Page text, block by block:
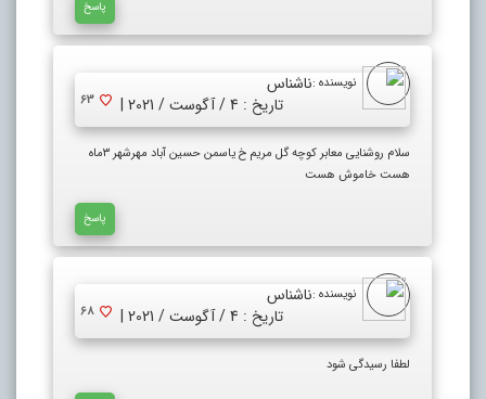
پاسخ
نویسنده :ناشناس
تاریخ : 4 / آگوست / 2021 |
63
سلام روشنایی معابر کوچه گل مریم خ یاسمن حسین آباد مهرشهر ۳ماه
هست خاموش هست
پاسخ
نویسنده :ناشناس
تاریخ : 4 / آگوست / 2021 |
68
لطفا رسیدگی شود